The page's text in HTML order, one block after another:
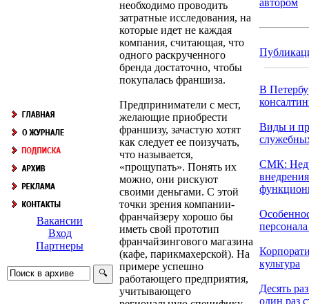
Вакансии
Вход
Партнеры
необходимо проводить
затратные исследования, на
которые идет не каждая
компания, считающая, что
одного раскрученного
бренда достаточно, чтобы
покупалась франшиза.
Предприниматели с мест,
желающие приобрести
франшизу, зачастую хотят
как следует ее поизучать,
что называется,
«прощупать». Понять их
можно, они рискуют
своими деньгами. С этой
точки зрения компании-
франчайзеру хорошо бы
иметь свой прототип
франчайзингового магазина
(кафе, парикмахерской). На
примере успешно
работающего предприятия,
учитывающего
автором
В
Виды и
СМК:
культура
Десять
один раз